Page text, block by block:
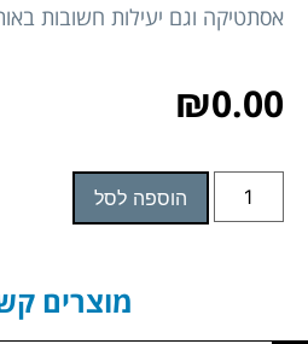
אסתטיקה וגם יעילות חשובות
₪0.00
הוספה לסל
מוצרים